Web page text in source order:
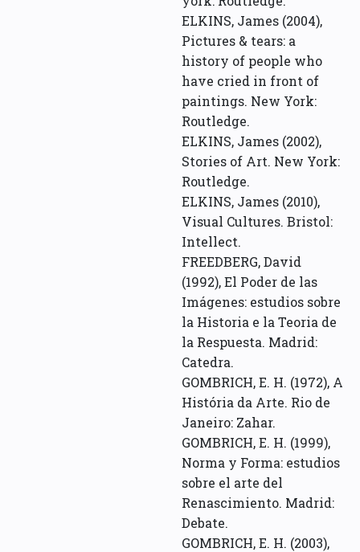
ELKINS, James (2004),
Pictures & tears: a
history of people who
have cried in front of
paintings. New York:
Routledge.
ELKINS, James (2002),
Stories of Art. New York:
Routledge.
ELKINS, James (2010),
Visual Cultures. Bristol:
Intellect.
FREEDBERG, David
(1992), El Poder de las
Imágenes: estudios sobre
la Historia e la Teoria de
la Respuesta. Madrid:
Catedra.
GOMBRICH, E. H. (1972), A
História da Arte. Rio de
Janeiro: Zahar.
GOMBRICH, E. H. (1999),
Norma y Forma: estudios
sobre el arte del
Renascimiento. Madrid:
Debate.
GOMBRICH, E. H. (2003),